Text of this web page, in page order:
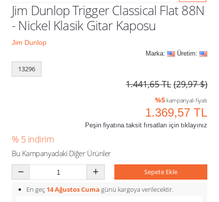
Jim Dunlop Trigger Classical Flat 88N
- Nickel Klasik Gitar Kaposu
Jim Dunlop
Marka: Üretim:
13296
1.441,65 TL (29,97 $)
%5kampanyalı fiyatı
1.369,57 TL
Peşin fiyatına taksit fırsatları için tıklayınız
% 5 indirim
Bu Kampanyadaki Diğer Ürünler
Sepete Ekle
En geç 14 Ağustos Cuma günü kargoya verilecektir.